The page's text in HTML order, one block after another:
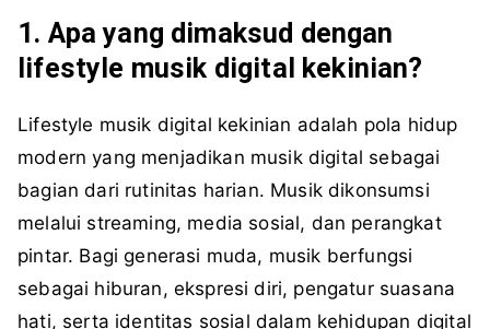
1. Apa yang dimaksud dengan
lifestyle musik digital kekinian?
Lifestyle musik digital kekinian adalah pola hidup
modern yang menjadikan musik digital sebagai
bagian dari rutinitas harian. Musik dikonsumsi
melalui streaming, media sosial, dan perangkat
pintar. Bagi generasi muda, musik berfungsi
sebagai hiburan, ekspresi diri, pengatur suasana
hati, serta identitas sosial dalam kehidupan digital